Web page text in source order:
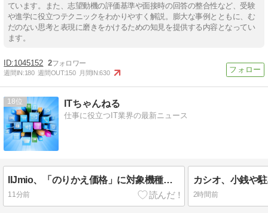
ています。また、志望動機の評価基準や面接時の回答の整合性など、受験
や進学に役立つテクニックをわかりやすく解説。膨大な事例とともに、む
だのない思考と表現に磨きをかけるための知見を提供する内容となってい
ます。
1045152 2
週間IN:180 週間OUT:150 月間IN:630
18 ITちゃんねる
仕事に役立つIT業界の最新ニュース
IIJmio、「のりかえ価格」に対象機種を追加 – iPhone 17やGoogle Pixel 10など
11分前 2時間前